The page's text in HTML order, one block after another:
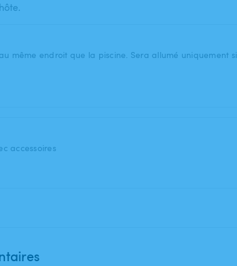
même endroit que la piscine. Sera allumé uniquement si
accessoires